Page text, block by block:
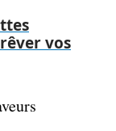
vos